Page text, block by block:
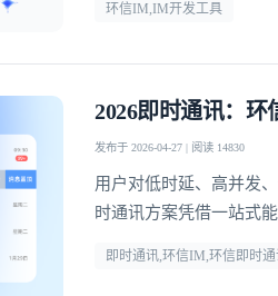
环信IM,IM开发工具
2026即时通讯：
发布于 2026-04-27 | 阅读 14830
用户对低时延、高并发
时通讯方案凭借一站式
即时通讯,环信IM,环信即时